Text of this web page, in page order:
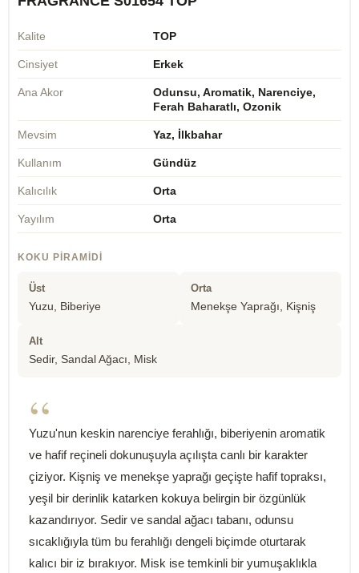
Kalite TOP
Cinsiyet Erkek
Ana Akor
Odunsu, Aromatik, Narenciye,
Ferah Baharatlı, Ozonik
Mevsim Yaz, İlkbahar
Kullanım Gündüz
Kalıcılık Orta
Yayılım Orta
KOKU PIRAMIDI
Üst
Yuzu, Biberiye
Orta
Menekşe Yaprağı, Kişniş
Alt
Sedir, Sandal Ağacı, Misk
“
Yuzu'nun keskin narenciye ferahlığı, biberiyenin aromatik
ve hafif reçineli dokunuşuyla açılışta canlı bir karakter
çiziyor. Kişniş ve menekşe yaprağı geçişte hafif topraksı,
yeşil bir derinlik katarken kokuya belirgin bir özgünlük
kazandırıyor. Sedir ve sandal ağacı tabanı, odunsu
sıcaklığıyla tüm bu ferahlığı dengeli biçimde oturtarak
kalıcı bir iz bırakıyor. Misk ise temkinli bir yumuşaklıkla